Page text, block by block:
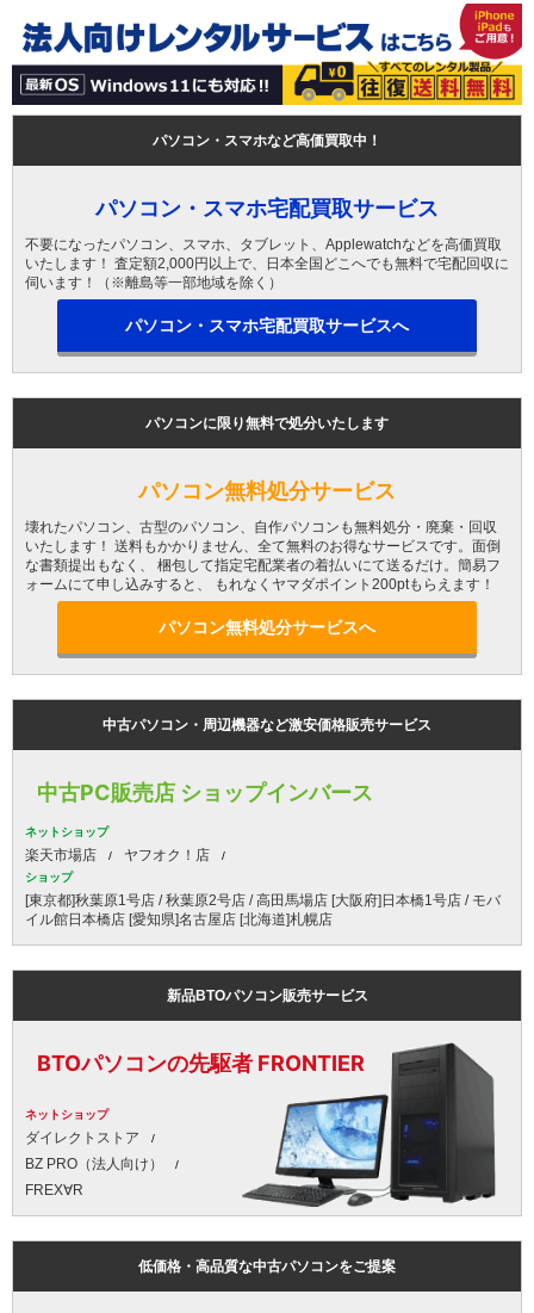
パソコン・スマホなど高価買取中！
パソコン・スマホ宅配買取サービス
不要になったパソコン、スマホ、タブレット、Applewatchなどを高価買取
いたします！ 査定額2,000円以上で、日本全国どこへでも無料で宅配回収に
伺います！（※離島等一部地域を除く）
パソコン・スマホ宅配買取サービスへ
パソコンに限り無料で処分いたします
パソコン無料処分サービス
壊れたパソコン、古型のパソコン、自作パソコンも無料処分・廃棄・回収
いたします！ 送料もかかりません、全て無料のお得なサービスです。面倒
な書類提出もなく、 梱包して指定宅配業者の着払いにて送るだけ。簡易フ
ォームにて申し込みすると、 もれなくヤマダポイント200ptもらえます！
パソコン無料処分サービスへ
中古パソコン・周辺機器など激安価格販売サービス
中古PC販売店 ショップインバース
ネットショップ
楽天市場店 ヤフオク！店
ショップ
[東京都]秋葉原1号店 / 秋葉原2号店 / 高田馬場店 [大阪府]日本橋1号店 / モバ
イル館日本橋店 [愛知県]名古屋店 [北海道]札幌店
新品BTOパソコン販売サービス
BTOパソコンの先駆者 FRONTIER
ネットショップ
ダイレクトストア
BZ PRO（法人向け）
FREX∀R
低価格・高品質な中古パソコンをご提案